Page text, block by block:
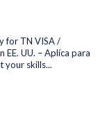
for TN VISA /
UU. – Aplíca para
your skills...